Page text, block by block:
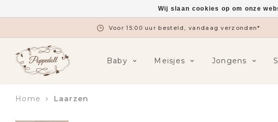
Voor 15:00 uur besteld, vandaag verzonden*
Baby Meisjes Jongens
Home Laarzen
Wij slaan cookies op om onze